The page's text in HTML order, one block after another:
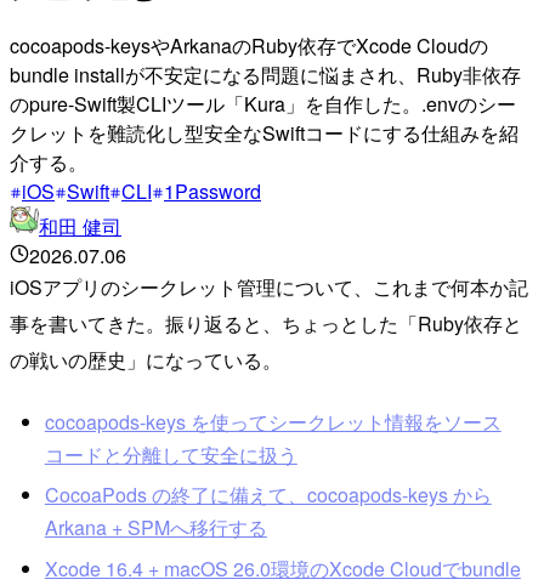
cocoapods-keysやArkanaのRuby依存でXcode Cloudの
bundle installが不安定になる問題に悩まされ、Ruby非依存
のpure-Swift製CLIツール「Kura」を自作した。.envのシー
クレットを難読化し型安全なSwiftコードにする仕組みを紹
介する。
iOS Swift CLI 1Password
和田 健司
2026.07.06
iOSアプリのシークレット管理について、これまで何本か記
事を書いてきた。振り返ると、ちょっとした「Ruby依存と
の戦いの歴史」になっている。
cocoapods‑keys を使ってシークレット情報をソース
コードと分離して安全に扱う
CocoaPods の終了に備えて、cocoapods‑keys から
Arkana + SPMへ移行する
Xcode 16.4 + macOS 26.0環境のXcode Cloudでbundle